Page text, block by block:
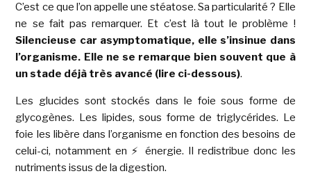
C’est ce que l’on appelle une stéatose. Sa particularité ? Elle
ne se fait pas remarquer. Et c’est là tout le problème !
Silencieuse car asymptomatique, elle s’insinue dans
l’organisme. Elle ne se remarque bien souvent que à
un stade déjà très avancé (lire ci-dessous).
Les glucides sont stockés dans le foie sous forme de
glycogènes. Les lipides, sous forme de triglycérides. Le
foie les libère dans l’organisme en fonction des besoins de
celui-ci, notamment en ⚡️ énergie. Il redistribue donc les
nutriments issus de la digestion.